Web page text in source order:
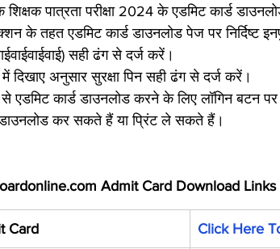
शिक्षक पात्रता परीक्षा 2024 के एडमिट कार्ड
के तहत एडमिट कार्ड डाउनलोड पेज पर निर्दिष्ट
सही ढंग से दर्ज करें।
अनुसार सुरक्षा पिन सही ढंग से दर्ज करें।
से एडमिट कार्ड डाउनलोड करने के लिए लॉगिन बटन
कर सकते हैं या प्रिंट ले सकते हैं।
Admit Card Download Links
Card Click Here